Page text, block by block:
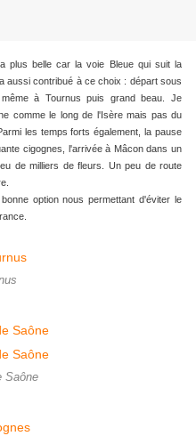
plus belle car la voie Bleue qui suit la
aussi contribué à ce choix : départ sous
à Tournus puis grand beau. Je
comme le long de l'Isère mais pas du
les temps forts également, la pause
cigognes, l'arrivée à Mâcon dans un
de milliers de fleurs. Un peu de route
option nous permettant d'éviter le
Saône